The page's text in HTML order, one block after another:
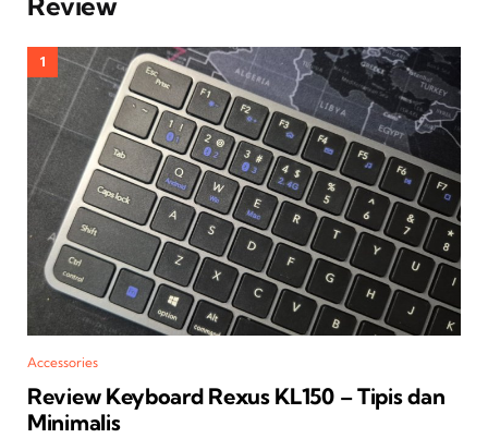
Accessories
Review Keyboard Rexus KL150 – Tipis dan
Minimalis